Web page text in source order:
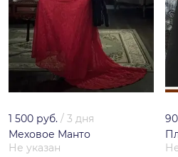
1 500 руб. / 3 дня
Меховое Манто
Не указан